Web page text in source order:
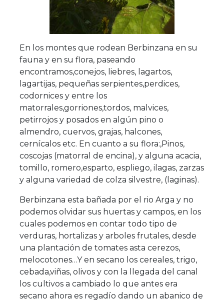
En los montes que rodean Berbinzana en su
fauna y en su flora, paseando
encontramos,conejos, liebres, lagartos,
lagartijas, pequeñas serpientes,perdices,
codornices y entre los
matorrales,gorriones,tordos, malvices,
petirrojos y posados en algún pino o
almendro, cuervos, grajas, halcones,
cernícalos etc. En cuanto a su flora:,Pinos,
coscojas (matorral de encina), y alguna acacia,
tomillo, romero,esparto, espliego, ilagas, zarzas
y alguna variedad de colza silvestre, (laginas).
Berbinzana esta bañada por el rio Arga y no
podemos olvidar sus huertas y campos, en los
cuales podemos en contar todo tipo de
verduras, hortalizas y arboles frutales, desde
una plantación de tomates asta cerezos,
melocotones…Y en secano los cereales, trigo,
cebada,viñas, olivos y con la llegada del canal
los cultivos a cambiado lo que antes era
secano ahora es regadío dando un abanico de